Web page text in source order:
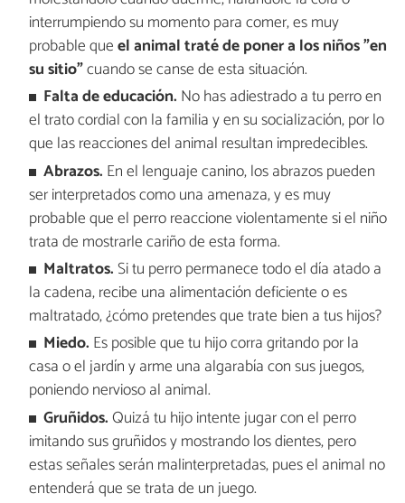
interrumpiendo su momento para comer, es muy
probable queel animal traté de poner a los niños "en
su sitio"cuando se canse de esta situación.
Falta de educación. No has adiestrado a tu perro en
el trato cordial con la familia y en su socialización, por lo
que las reacciones del animal resultan impredecibles.
Abrazos. En el lenguaje canino, los abrazos pueden
ser interpretados como una amenaza, y es muy
probable que el perro reaccione violentamente si el niño
trata de mostrarle cariño de esta forma.
Maltratos.Si tu perro permanece todo el día atado a
la cadena, recibe una alimentación deficiente o es
maltratado, ¿cómo pretendes que trate bien a tus hijos?
Miedo. Es posible que tu hijo corra gritando por la
casa o el jardín y arme una algarabía con sus juegos,
poniendo nervioso al animal.
Gruñidos.Quizá tu hijo intente jugar con el perro
imitando sus gruñidos y mostrando los dientes, pero
estas señales serán malinterpretadas, pues el animal no
entenderá que se trata de un juego.